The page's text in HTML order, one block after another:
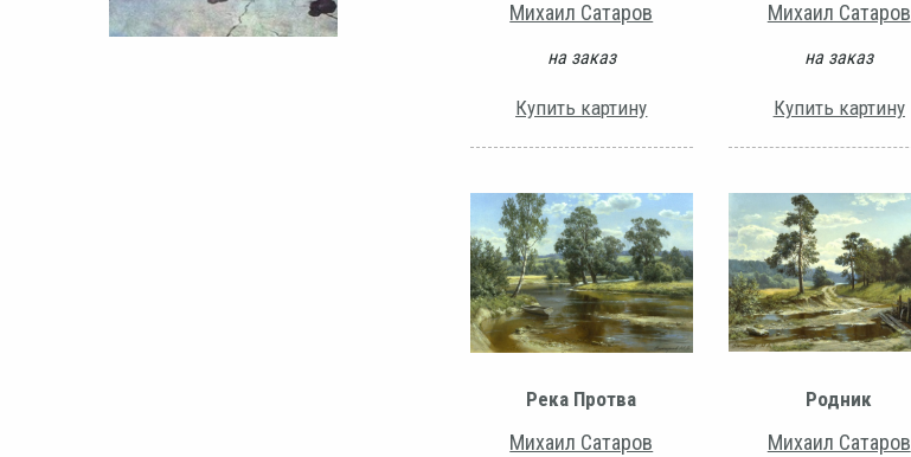
Михаил Сатаров
на заказ
Купить картину
Михаил Сатаров
на заказ
Купить картину
Река Протва
Михаил Сатаров
Родник
Михаил Сатаров